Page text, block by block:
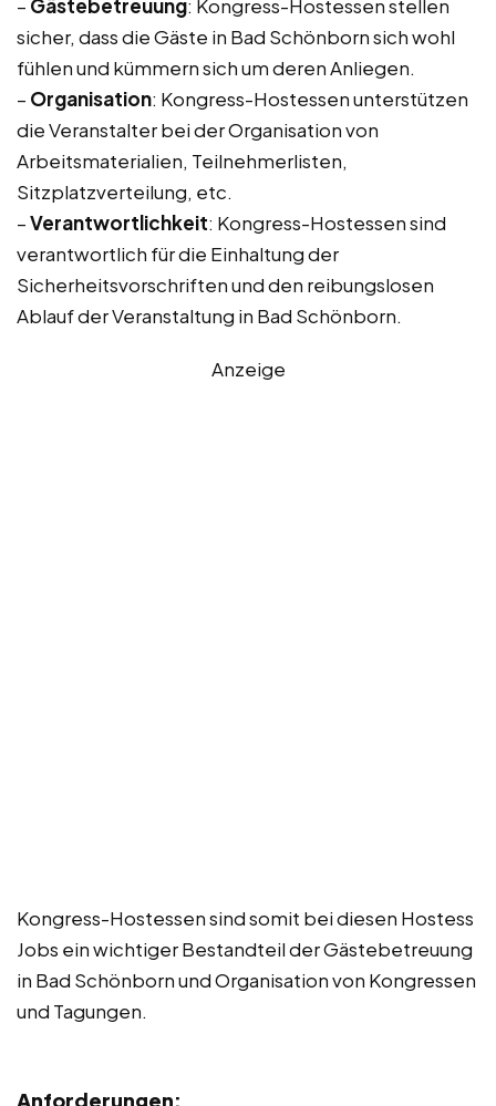
– Gästebetreuung: Kongress-Hostessen stellen
sicher, dass die Gäste in Bad Schönborn sich wohl
fühlen und kümmern sich um deren Anliegen.
– Organisation: Kongress-Hostessen unterstützen
die Veranstalter bei der Organisation von
Arbeitsmaterialien, Teilnehmerlisten,
Sitzplatzverteilung, etc.
–Verantwortlichkeit: Kongress-Hostessen sind
verantwortlich für die Einhaltung der
Sicherheitsvorschriften und den reibungslosen
Ablauf der Veranstaltung in Bad Schönborn.
Anzeige
Kongress-Hostessen sind somit bei diesen Hostess
Jobs ein wichtiger Bestandteil der Gästebetreuung
in Bad Schönborn und Organisation von Kongressen
und Tagungen.
Anforderungen: